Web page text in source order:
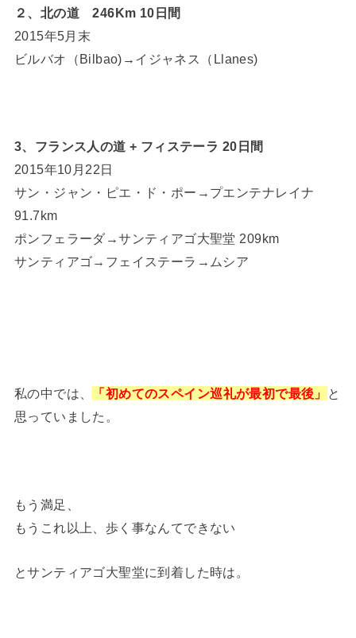
２、北の道 246Km 10日間
2015年5月末
ビルバオ（Bilbao)→イジャネス（Llanes)
3、フランス人の道 + フィステーラ 20日間
2015年10月22日
サン・ジャン・ピエ・ド・ポー→プエンテナレイナ
91.7km
ポンフェラーダ→サンティアゴ大聖堂 209km
サンティアゴ→フェイステーラ→ムシア
私の中では、 「 初めてのスペイン巡礼が最初で最後」
と
思っていました。
もう満足、
もうこれ以上、歩く事なんてできない
とサンティアゴ大聖堂に到着した時は。